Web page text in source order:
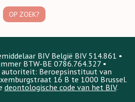
OP ZOEK?
BIV België BIV 514.861 •
BTW-BE 0786.764.327 •
autoriteit: Beroepsinstituut van
16 B te 1000 Brussel.
deontologische code van het BIV.